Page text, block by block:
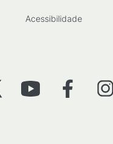
Acessibilidade